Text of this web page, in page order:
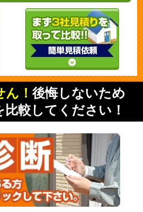
！ 後悔しないため
較してください！